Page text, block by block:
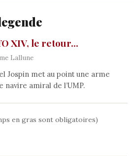
XIV, le retour...
Lallune
Jospin met au point une arme
amiral de l’UMP.
en gras sont obligatoires)